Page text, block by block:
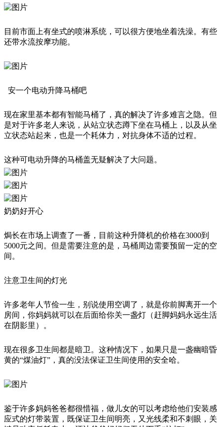
目前市面上有坐式的喷淋系统，可以很方便地坐着洗澡。有些
还带水流按摩功能。
安一个电动升降马桶吧
现在家里基本都有智能马桶了，真的解决了许多难言之隐。但
是对于许多老人来说，从站立状态蹲下坐在马桶上，以及从坐
立状态站起来，也是一个耗体力，对抗身体不适的过程。
这种可电动升降的马桶盖无疑解决了大问题。
奶奶好开心
焗长在市场上调查了一番，目前这种升降机的价格在3000到
5000元之间。但是需要注意的是，马桶周边需要预留一定的空
间。
注意卫生间的灯光
许多老年人节俭一生，别说使用空调了，就是你前脚离开一个
房间，你妈妈就可以在后面给你关一盏灯（赶脚妈妈永远生活
在阴影里）。
现在很多卫生间都是暗卫。这种情况下，如果只是一盏幽暗昏
黄的“煤油灯”，真的没法保证卫生间使用的安全哈。
鉴于许多妈妈爸爸都很惜福，做儿女的可以考虑给他们安装感
应式的灯带装置，既保证卫生间明亮，又光线柔和不刺眼，关